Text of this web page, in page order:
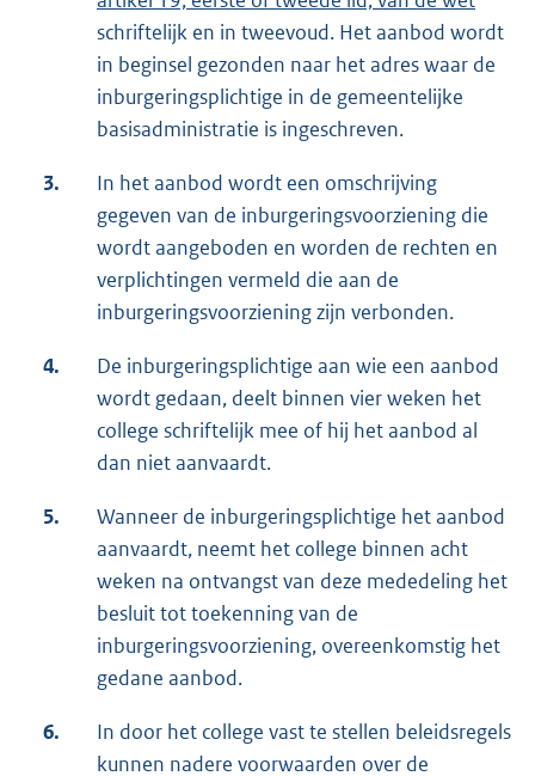
schriftelijk en in tweevoud. Het aanbod wordt
in beginsel gezonden naar het adres waar de
inburgeringsplichtige in de gemeentelijke
basisadministratie is ingeschreven.
3.
In het aanbod wordt een omschrijving
gegeven van de inburgeringsvoorziening die
wordt aangeboden en worden de rechten en
verplichtingen vermeld die aan de
inburgeringsvoorziening zijn verbonden.
4.
De inburgeringsplichtige aan wie een aanbod
wordt gedaan, deelt binnen vier weken het
college schriftelijk mee of hij het aanbod al
dan niet aanvaardt.
5.
Wanneer de inburgeringsplichtige het aanbod
aanvaardt, neemt het college binnen acht
weken na ontvangst van deze mededeling het
besluit tot toekenning van de
inburgeringsvoorziening, overeenkomstig het
gedane aanbod.
6.
In door het college vast te stellen beleidsregels
kunnen nadere voorwaarden over de